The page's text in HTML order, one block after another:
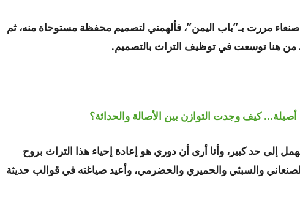
مررت بـ”باب اليمن”، فألهمني لتصميم محفظة مستوحاة منه، ثم
من هنا توسعت في توظيف التراث بالتصميم.
كيف وجدت التوازن بين الأصالة والحداثة؟
إلى حد كبير، وأنا أرى أن دوري هو إعادة إحياء هذا التراث بروح
والسبئي والحميري والحضرمي، وأعيد صياغته في قوالب حديثة